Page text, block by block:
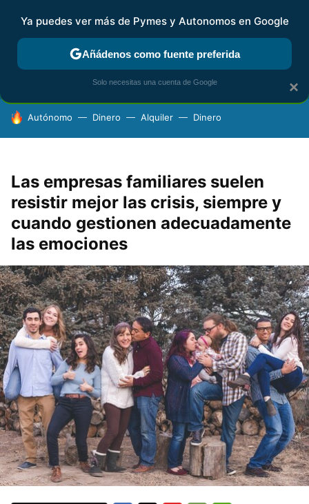
FISCALIDAD Y CONTABILIDAD KIT DIGITAL RENTA
HOY SE HABLA DE
Autónomo Dinero Alquiler Dinero
Las empresas familiares suelen
resistir mejor las crisis, siempre y
cuando gestionen adecuadamente
las emociones
×
Ya puedes ver más de Pymes y Autonomos en Google
Añádenos como fuente preferida
Solo necesitas una cuenta de Google